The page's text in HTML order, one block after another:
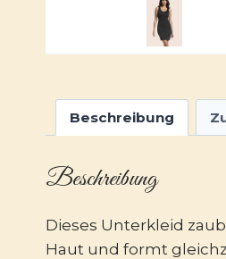
Beschreibung
Beschreibung
Dieses Unterkleid
Haut und formt